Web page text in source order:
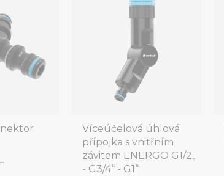
Víceúčelová úhlová
přípojka s vnitřním
závitem ENERGO G1/2„
- G3/4“ - G1“